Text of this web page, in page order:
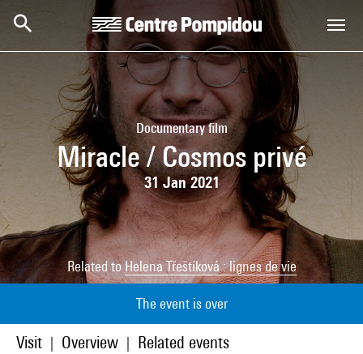
Skip to main content
Centre Pompidou
Documentary film
Miracle / Cosmos privé
31 Jan 2021
Related toHelena Třeštíková : lignes de vie
The event is over
Visit Overview Related events